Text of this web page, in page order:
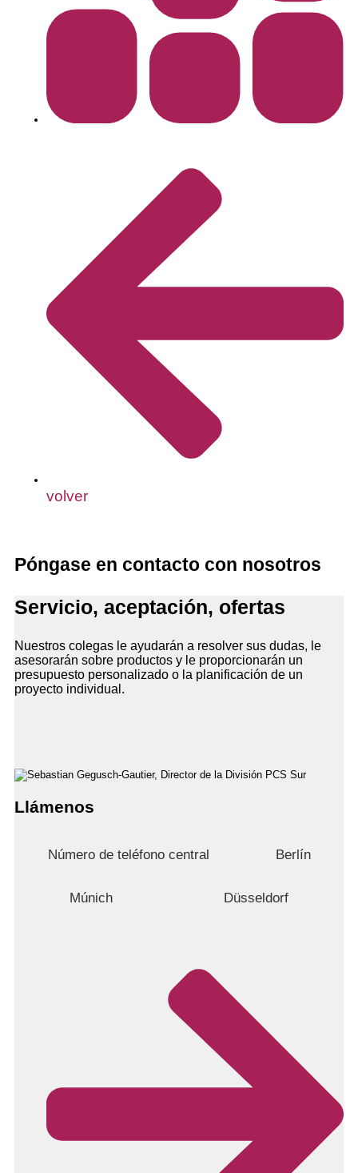
volver
Póngase en contacto con nosotros
Servicio, aceptación, ofertas
Nuestros colegas le ayudarán a resolver sus dudas, le
asesorarán sobre productos y le proporcionarán un
presupuesto personalizado o la planificación de un
proyecto individual.
Llámenos
Número de teléfono central Berlín
Múnich Düsseldorf